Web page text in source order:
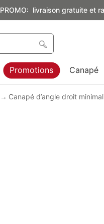
PROMO: livraison gratuite et
Promotions Canapé
Canapé d’angle droit